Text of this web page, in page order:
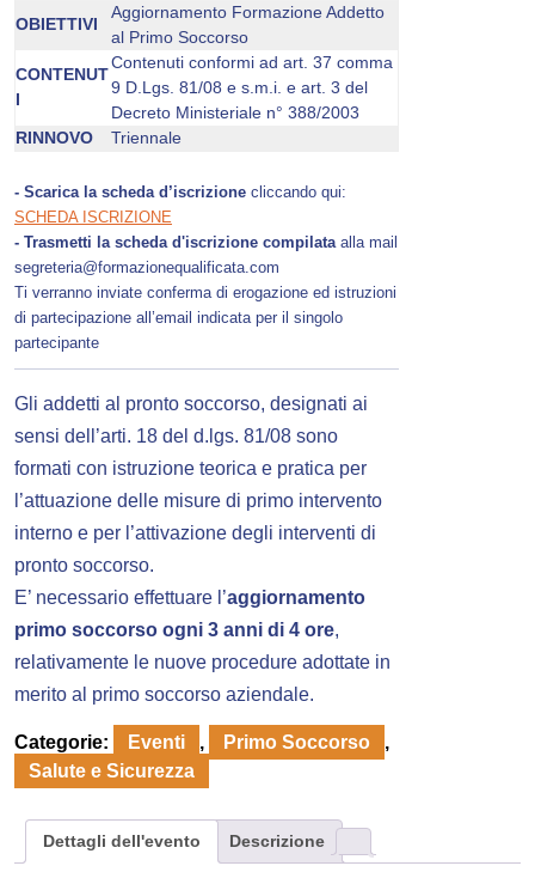
OBIETTIVI
Aggiornamento Formazione Addetto
al Primo Soccorso
CONTENUT
I
Contenuti conformi ad art. 37 comma
9 D.Lgs. 81/08 e s.m.i. e art. 3 del
Decreto Ministeriale n° 388/2003
RINNOVO
Triennale
- Scarica la scheda d’iscrizione cliccando qui:
SCHEDA ISCRIZIONE
- Trasmetti la scheda d'iscrizione compilataalla mail
segreteria@formazionequalificata.com
Ti verranno inviate conferma di erogazione ed istruzioni
di partecipazione all’email indicata per il singolo
partecipante
Gli addetti al pronto soccorso, designati ai
sensi dell’arti. 18 del d.lgs. 81/08 sono
formati con istruzione teorica e pratica per
l’attuazione delle misure di primo intervento
interno e per l’attivazione degli interventi di
pronto soccorso.
E’ necessario effettuare l’aggiornamento
primo soccorso ogni 3 anni di 4 ore,
relativamente le nuove procedure adottate in
merito al primo soccorso aziendale.
Categorie: Eventi , Primo Soccorso
,
Salute e Sicurezza
Dettagli dell'evento Descrizione